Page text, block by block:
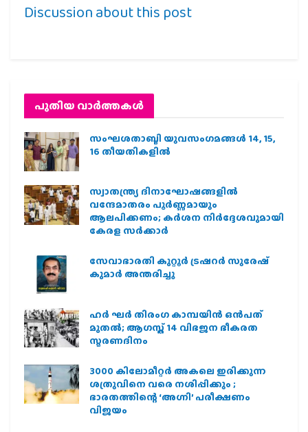
Discussion about this post
പുതിയ വാര്‍ത്തകള്‍
സംഘശതാബ്ദി യുവസംഗമങ്ങള്‍ 14, 15,
16 തീയതികളില്‍
സ്വാതന്ത്ര്യ ദിനാഘോഷങ്ങളിൽ
വന്ദേമാതരം പൂർണ്ണമായും
ആലപിക്കണം; കർശന നിർദ്ദേശവുമായി
കേരള സർക്കാർ
സേവാഭാരതി കുറ്റൂർ ട്രഷറർ സുരേഷ്
കുമാർ അന്തരിച്ചു
ഹര്‍ ഘര്‍ തിരംഗ കാമ്പയിന്‍ ഒന്‍പത്
മുതല്‍; ആഗസ്ത് 14 വിഭജന ഭീകരത
സ്മരണദിനം
3000 കിലോമീറ്റർ അകലെ ഇരിക്കുന്ന
ശത്രുവിനെ വരെ നശിപ്പിക്കും ;
ഭാരതത്തിന്റെ ‘അഗ്നി’ പരീക്ഷണം
വിജയം